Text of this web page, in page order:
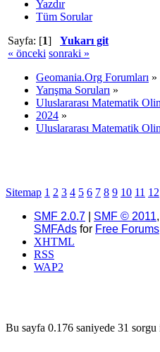
Yazdır
Tüm Sorular
Sayfa: [1] Yukarı git
« önceki sonraki »
Geomania.Org Forumları »
Yarışma Soruları »
Uluslararası Matematik
2024 »
Uluslararası Matematik
Sitemap 1 2 3 4 5 6 7 8 9 10 11 12
SMF 2.0.7
SMF © 2011,
SMFAds for Free Forums
XHTML
RSS
WAP2
Bu sayfa 0.176 saniyede 31